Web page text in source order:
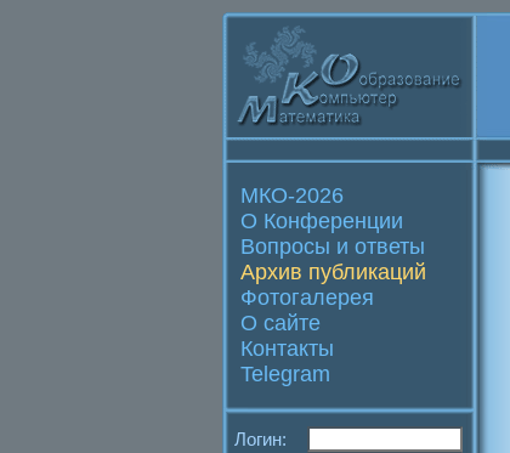
МКО-2026
О Конференции
Вопросы и ответы
Архив публикаций
Фотогалерея
О сайте
Контакты
Telegram
Логин: